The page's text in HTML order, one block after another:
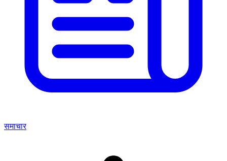
समाचार